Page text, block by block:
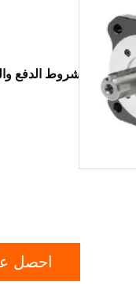
شروط الدفع
احصل